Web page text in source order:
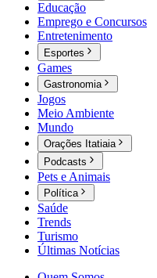
Educação
Emprego e Concursos
Entretenimento
Esportes
Games
Gastronomia
Jogos
Meio Ambiente
Mundo
Orações Itatiaia
Podcasts
Pets e Animais
Política
Saúde
Trends
Turismo
Últimas Notícias